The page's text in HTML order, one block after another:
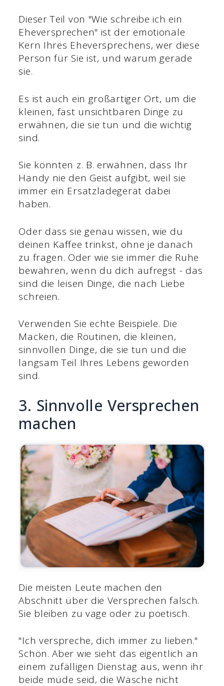
Dieser Teil von "Wie schreibe ich ein
Eheversprechen" ist der emotionale
Kern Ihres Eheversprechens, wer diese
Person für Sie ist, und warum gerade
sie.
Es ist auch ein großartiger Ort, um die
kleinen, fast unsichtbaren Dinge zu
erwähnen, die sie tun und die wichtig
sind.
Sie könnten z. B. erwähnen, dass Ihr
Handy nie den Geist aufgibt, weil sie
immer ein Ersatzladegerät dabei
haben.
Oder dass sie genau wissen, wie du
deinen Kaffee trinkst, ohne je danach
zu fragen. Oder wie sie immer die Ruhe
bewahren, wenn du dich aufregst - das
sind die leisen Dinge, die nach Liebe
schreien.
Verwenden Sie echte Beispiele. Die
Macken, die Routinen, die kleinen,
sinnvollen Dinge, die sie tun und die
langsam Teil Ihres Lebens geworden
sind.
3. Sinnvolle Versprechen
machen
Die meisten Leute machen den
Abschnitt über die Versprechen falsch.
Sie bleiben zu vage oder zu poetisch.
"Ich verspreche, dich immer zu lieben."
Schön. Aber wie sieht das eigentlich an
einem zufälligen Dienstag aus, wenn ihr
beide müde seid, die Wäsche nicht